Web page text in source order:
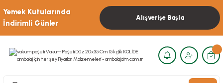
Yemek Kutularında
İndirimli Günler
Alışverişe Başla